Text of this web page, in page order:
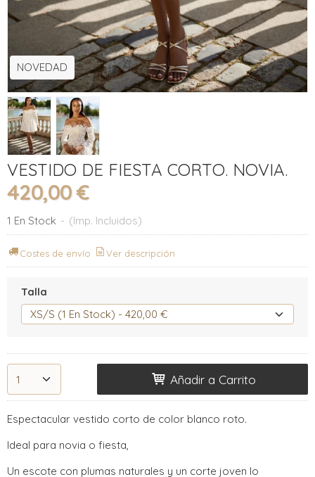
NOVEDAD
VESTIDO DE FIESTA CORTO. NOVIA.
420,00 €
1 En Stock - (Imp. Incluidos)
Costes de envío Ver descripción
Talla
Añadir a Carrito
Espectacular vestido corto de color blanco roto.
Ideal para novia o fiesta,
Un escote con plumas naturales y un corte joven lo